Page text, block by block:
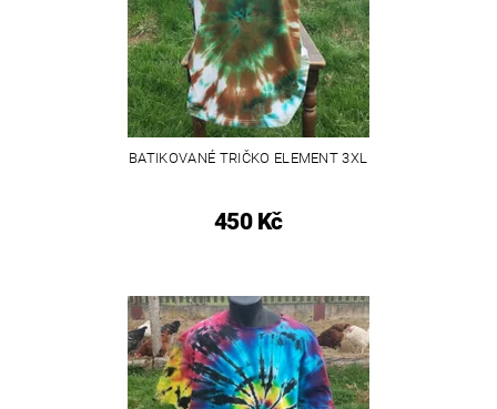
BATIKOVANÉ TRIČKO ELEMENT 3XL
450 Kč